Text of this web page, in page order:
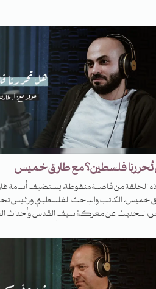
للعمل الإعلامي والسياسي وما عاشه من
وغرفة الأخبار وفي رحلاته حول العالم.
وما تحمله من فرص ومخاطر، ونتفائل بولادة
لشعوب الشرق. ونعود إلى سيرة النبي والقائد
وسلم – لنتأمّل في زوايا وأبعاد جديدة للربيع
فلسطين؟ مع طارق خميس
الحلقة من فاصلة منقوطة، يستضيف أسامة
خميس، الكاتب والباحث الفلسطيني ورئيس
للحديث عن معركة سيف القدس وأحداث
آمال الثورات العربية، وينتهي بالوعود
والختام، يعبر بنا الحوار من قصص الشهداء
في الصدور المؤمنة، إلى تحليل الخريطة
أحد عشر يوماً، لم تنته تداعياتها بعد.